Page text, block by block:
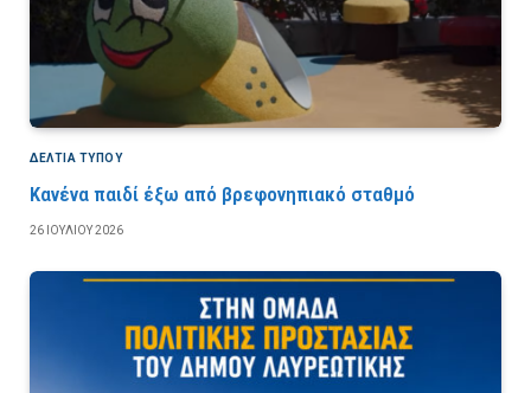
ΔΕΛΤΙΑ ΤΥΠΟΥ
Κανένα παιδί έξω από βρεφονηπιακό σταθμό
26 ΙΟΥΛΊΟΥ 2026